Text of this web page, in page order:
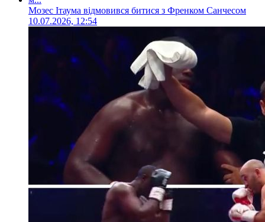
Мозес Ітаума відмовився битися з Френком Санчесом
10.07.2026, 12:54